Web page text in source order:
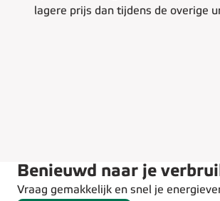
lagere prijs dan tijdens de overige
Benieuwd naar je
Vraag gemakkelijk en snel je